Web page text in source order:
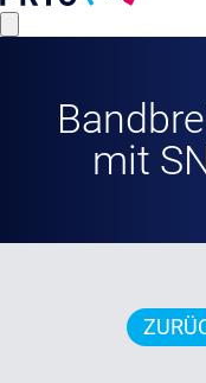
mit